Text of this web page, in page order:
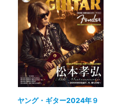
ヤング・ギター2024年９